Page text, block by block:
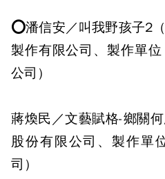
⭕潘信安／叫我野孩子2
製作有限公司、製作單
公司）
蔣煥民／文藝賦格-鄉關
股份有限公司、製作單
司）